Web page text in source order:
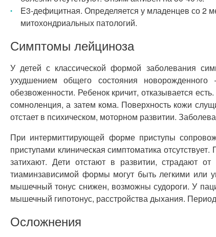
E3-дефицитная. Определяется у младенцев со 2
митохондриальных патологий.
Симптомы лейциноза
У детей с классической формой заболевания
ухудшением общего состояния новорожденного
обезвоженности. Ребенок кричит, отказывается
сомноленция, а затем кома. Поверхность кожи
отстает в психическом, моторном развитии.
При интермиттирующей форме приступы
приступами клиническая симптоматика
затихают. Дети отстают в развитии, страдают
тиаминзависимой формы могут быть легкими или
мышечный тонус снижен, возможны судороги. У
мышечный гипотонус, расстройства дыхания.
Осложнения